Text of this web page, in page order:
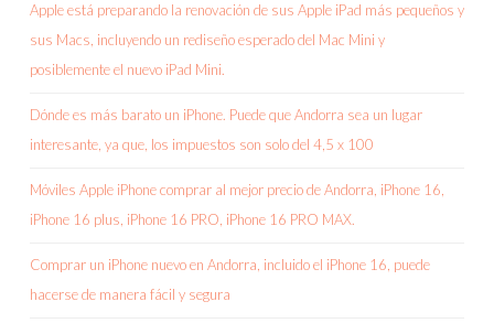
Apple está preparando la renovación de sus Apple iPad más pequeños y
sus Macs, incluyendo un rediseño esperado del Mac Mini y
posiblemente el nuevo iPad Mini.
Dónde es más barato un iPhone. Puede que Andorra sea un lugar
interesante, ya que, los impuestos son solo del 4,5 x 100
Móviles Apple iPhone comprar al mejor precio de Andorra, iPhone 16,
iPhone 16 plus, iPhone 16 PRO, iPhone 16 PRO MAX.
Comprar un iPhone nuevo en Andorra, incluido el iPhone 16, puede
hacerse de manera fácil y segura